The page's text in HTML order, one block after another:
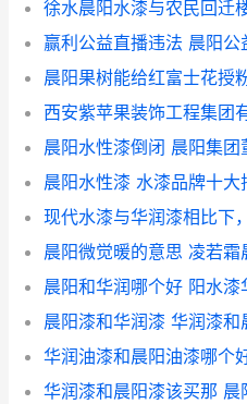
赢利公益直播违法 晨阳公
晨阳果树能给红富士花授
晨阳水性漆倒闭 晨阳集团
晨阳水性漆 水漆品牌十大
晨阳微觉暖的意思 凌若霜
晨阳和华润哪个好 阳水漆
晨阳漆和华润漆 华润漆和
华润油漆和晨阳油漆哪个
华润漆和晨阳漆该买那